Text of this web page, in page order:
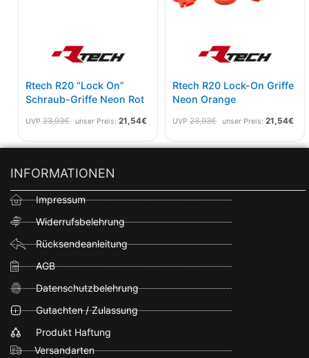
Rtech R20 “Lock On”
Schraub-Griffe Neon Rot
UVP 23,93€ unser Preis: 21,54€
Rtech R20 Lock-On Griffe
Neon Orange
UVP 23,93€ unser Preis: 21,54€
INFORMATIONEN
Impressum
Widerrufsbelehrung
Rücksendeanleitung
AGB
Datenschutzbelehrung
Gutachten / Zulassung
Produkt Haftung
Versandarten